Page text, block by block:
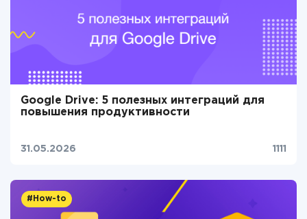
Google Drive: 5 полезных интеграций для
повышения продуктивности
31.05.2026 1111
#How-to